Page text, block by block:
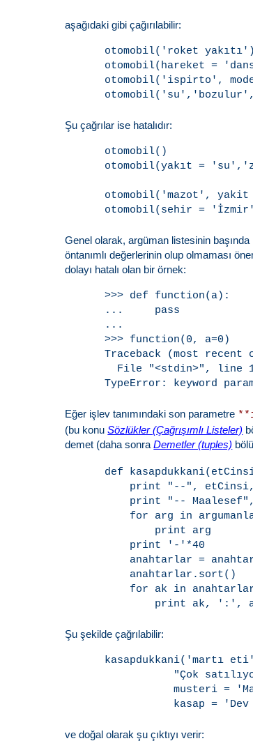
aşağıdaki gibi çağırılabilir:
otomobil('roket yakıtı')
otomobil(hareket =
otomobil('ispirto',
Şu çağrılar ise hatalıdır:
otomobil()
otomobil(yakıt =
otomobil('mazot',
Genel olarak, argüman listesinin
öntanımlı değerlerinin olup olmaması
dolayı hatalı olan bir örnek:
>>> def function(a):
...     pass
...
>>> function(0, a=0)
Traceback (most
File "<stdin>", line
Eğer işlev tanımındaki son parametre
(bu konuSözlükler (Çağrışımlı Listeler)
demet (daha sonraDemetler (tuples)
def
print "--",
print "--
for arg in
        print arg
    print '-'*40
anahtarlar =
    anahtarlar.sort()
for ak in
Şu şekilde çağrılabilir:
kasapdukkani('martı
"Çok
musteri =
ve doğal olarak şu çıktıyı verir: